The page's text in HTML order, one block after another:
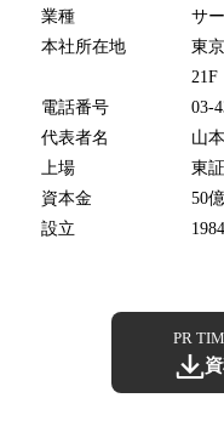
業種
サ
本社所在地
東
21F
電話番号
03-
代表者名
山
上場
東
資本金
50
設立
PR